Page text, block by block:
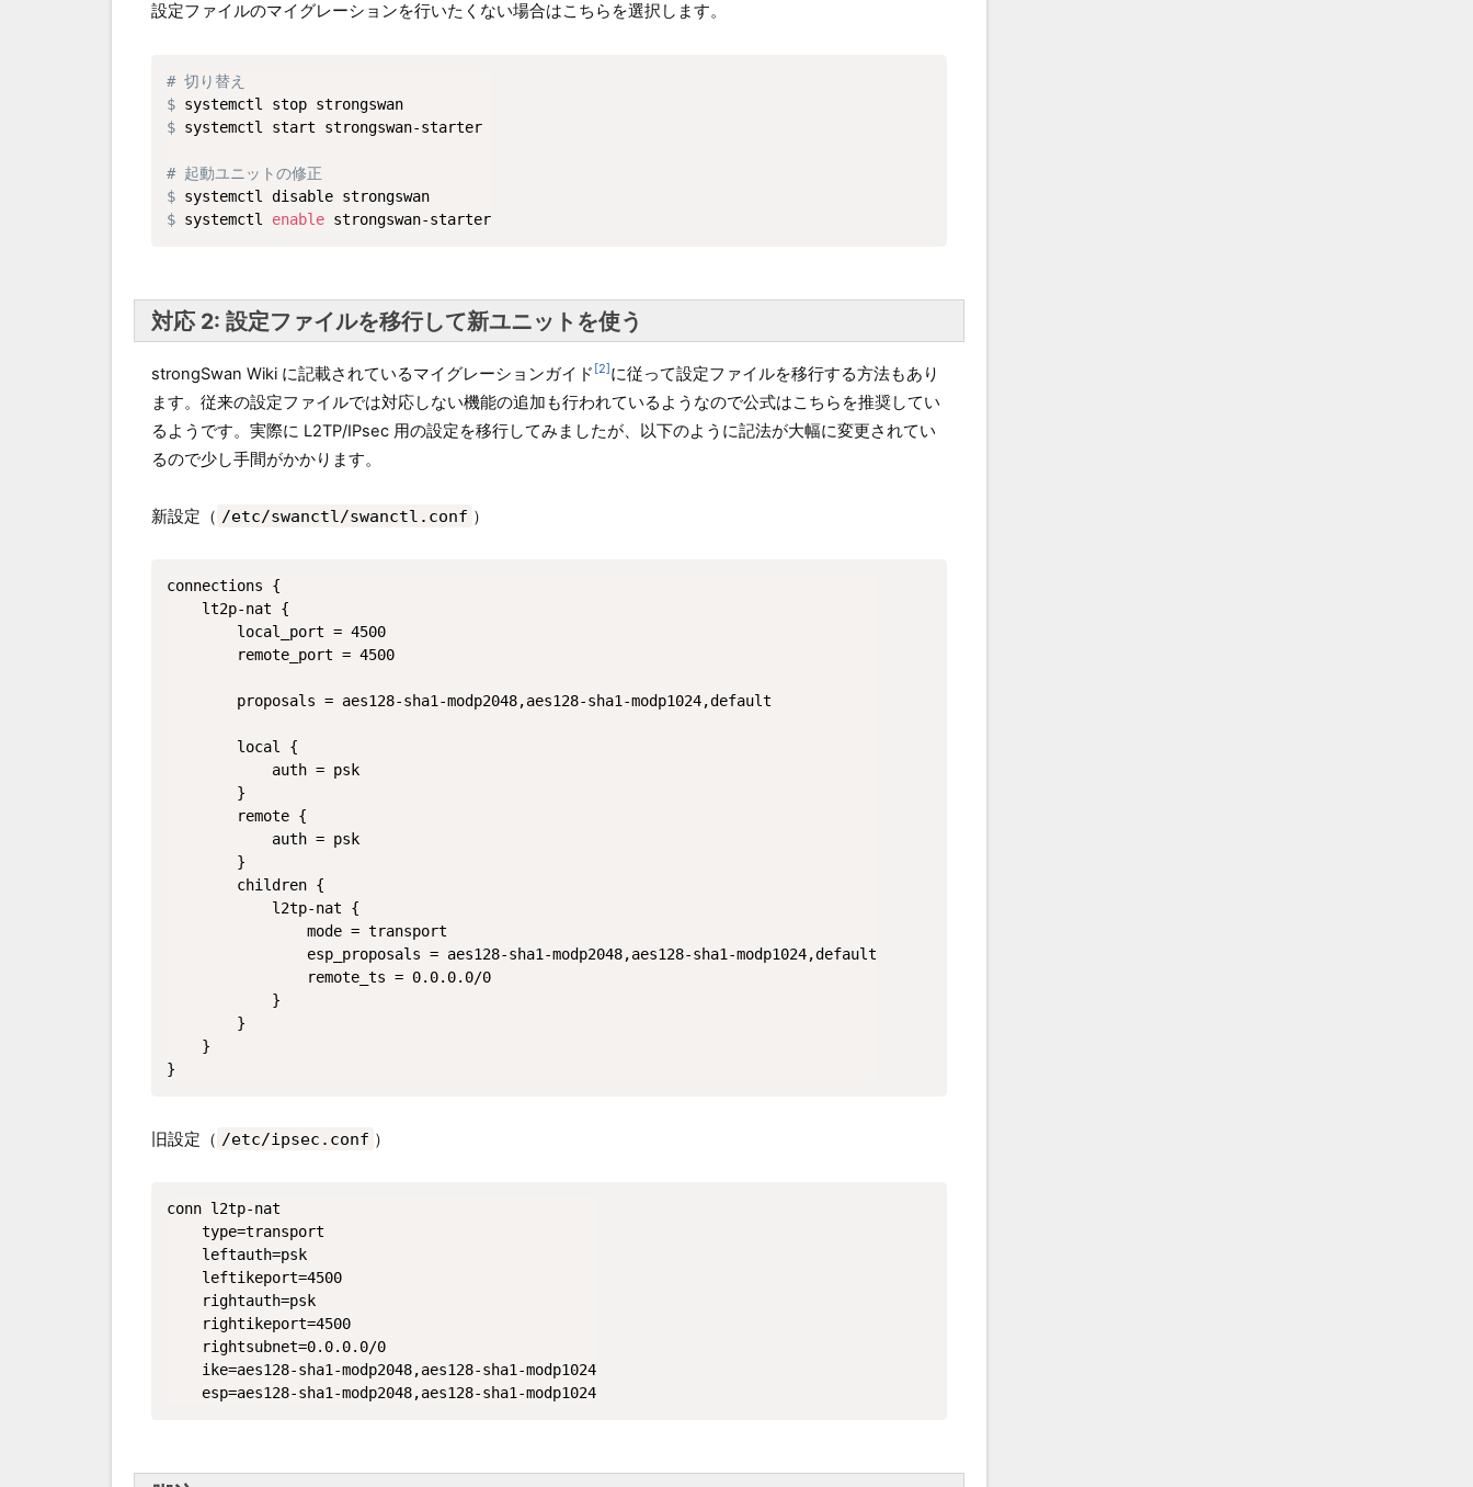
設定ファイルのマイグレーションを行いたくない場合はこちらを選択します。
# 切り替え
$
$ systemctl start strongswan-starter
# 起動ユニットの修正
$
$ systemctl enable strongswan-starter
対応 2: 設定ファイルを移行して新ユニットを使う
strongSwan Wiki に記載されているマイグレーションガイド 2 に従って設定ファイルを移行する方法もあり
ます。従来の設定ファイルでは対応しない機能の追加も行われているようなので公式はこちらを推奨してい
るようです。実際に L2TP/IPsec 用の設定を移行してみましたが、以下のように記法が大幅に変更されてい
るので少し手間がかかります。
新設定（ /etc/swanctl/swanctl.conf ）
connections {
    lt2p-nat {
        local_port = 4500
        remote_port = 4500
        proposals = aes128-sha1-modp2048,aes128-sha1-modp1024,default
        local {
            auth = psk
        }
        remote {
            auth = psk
        }
        children {
            l2tp-nat {
                mode = transport
                esp_proposals = aes128-sha1-modp2048,aes128-sha1-modp1024,default
                remote_ts = 0.0.0.0/0
            }
        }
    }
}
旧設定（ /etc/ipsec.conf ）
conn l2tp-nat
    type=transport
    leftauth=psk
    leftikeport=4500
    rightauth=psk
    rightikeport=4500
    rightsubnet=0.0.0.0/0
    ike=aes128-sha1-modp2048,aes128-sha1-modp1024
    esp=aes128-sha1-modp2048,aes128-sha1-modp1024